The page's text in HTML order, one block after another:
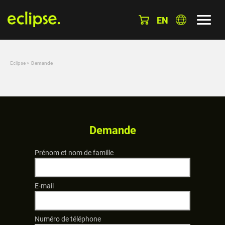
EN
Eclipse » Demande
Demande
Prénom et nom de famille
E-mail
Numéro de téléphone